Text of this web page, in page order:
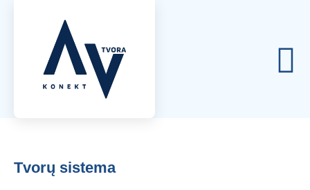
Tvorų sistema